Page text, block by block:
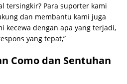
tersingkir? Para suporter kami
dan membantu kami juga
kecewa dengan apa yang terjadi,
yang tepat,”
Como dan Sentuhan